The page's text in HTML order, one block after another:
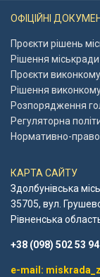
ОФІЦІЙНІ
Проєкти рішень
Рішення міськради
Проєкти виконкому
Рішення
Розпорядження
Регуляторна
Нормативно-
КАРТА САЙТУ
Здолбунівська
35705, вул.
Рівненська
+38 (098) 502 53 94
e-mail: